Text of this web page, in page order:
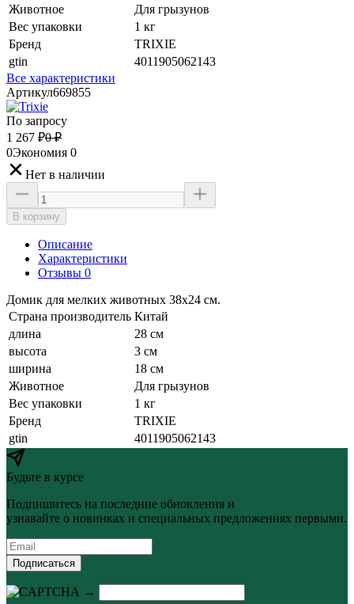
Животное
Для грызунов
Вес упаковки
1 кг
Бренд
TRIXIE
gtin
4011905062143
Все характеристики
Артикул669855
По запросу
1 267 ₽0 ₽
0Экономия 0
Нет в наличии
В корзину
Описание
Характеристики
Отзывы 0
Домик для мелких животных 38x24 см.
Страна производитель Китай
длина
28 см
высота
3 см
ширина
18 см
Животное
Для грызунов
Вес упаковки
1 кг
Бренд
TRIXIE
gtin
4011905062143
Будьте в курсе
Подпишитесь на последние обновления и
узнавайте о новинках и специальных предложениях первыми.
Подписаться
→